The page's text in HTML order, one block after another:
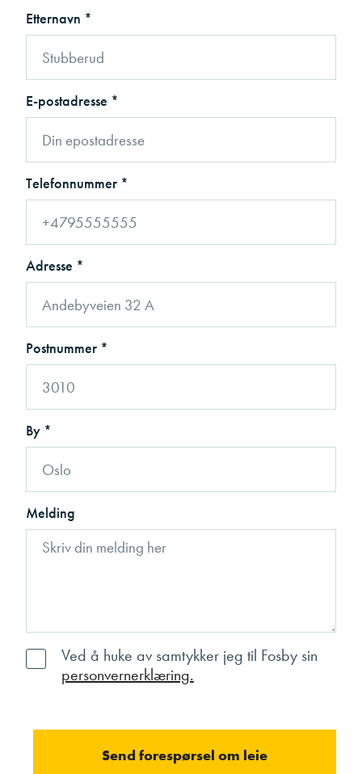
Etternavn *
E-postadresse *
Telefonnummer *
Adresse *
Postnummer *
By *
Melding
Ved å huke av samtykker jeg til Fosby sin
personvernerklæring.